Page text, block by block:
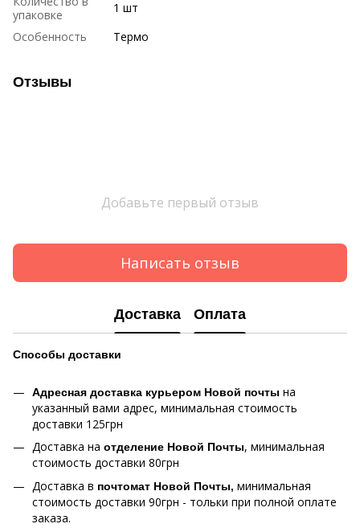
упаковке
1 шт
Особенность
Термо
Отзывы
Добавьте первый отзыв
Написать отзыв
Доставка Оплата
Способы доставки
Адресная доставка курьером Новой почты на
указанный вами адрес, минимальная стоимость
доставки 125грн
Доставка на отделение Новой Почты, минимальная
стоимость доставки 80грн
Доставка в почтомат Новой Почты, минимальная
стоимость доставки 90грн - тольки при полной оплате
заказа.